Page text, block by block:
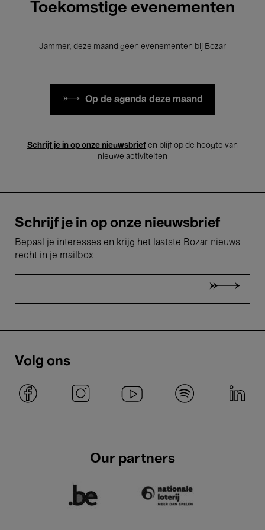
Toekomstige evenementen
Jammer, deze maand geen evenementen bij Bozar
Op de agenda deze maand
Schrijf je in op onze nieuwsbrief en blijf op de hoogte van
nieuwe activiteiten
Schrijf je in op onze nieuwsbrief
Bepaal je interesses en krijg het laatste Bozar nieuws
recht in je mailbox
Volg ons
Our partners